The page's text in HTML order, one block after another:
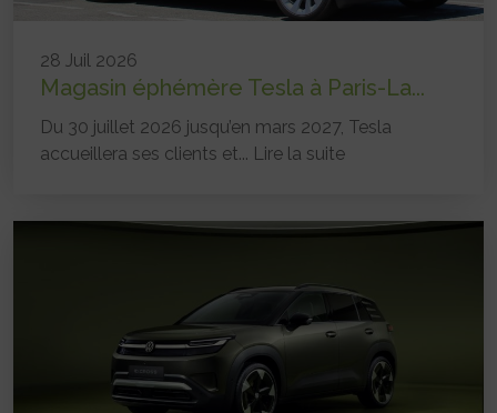
28 Juil 2026
Magasin éphémère Tesla à Paris-La...
Du 30 juillet 2026 jusqu’en mars 2027, Tesla
accueillera ses clients et... Lire la suite